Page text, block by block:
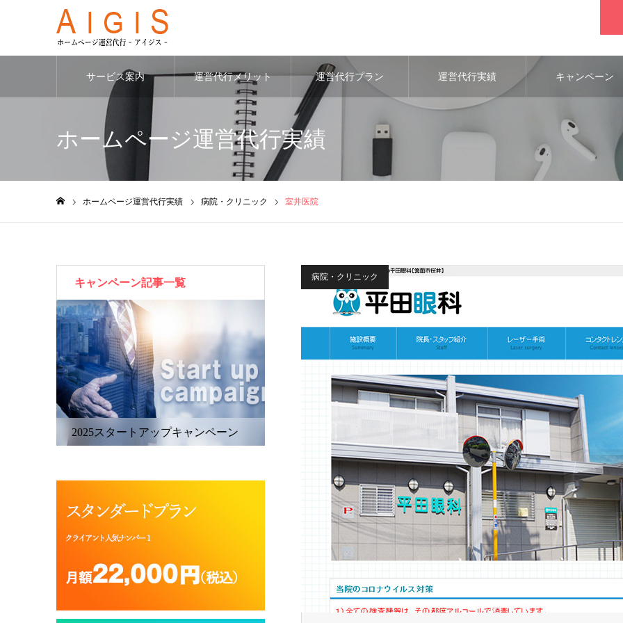
サービス案内 運営代行メリット 運営代行プラン 運営代行実績 キャンペーン
ホームページ運営代行実績
ホームページ運営代行実績 病院・クリニック 室井医院
病院・クリニック
キャンペーン記事一覧
2025スタートアップキャンペーン 2025スタートアップキャ